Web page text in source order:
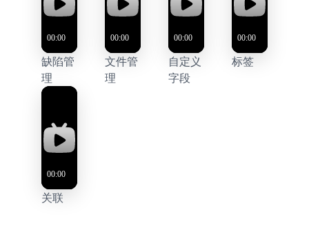
缺陷管
理
文件管
理
自定义
字段
标签
关联